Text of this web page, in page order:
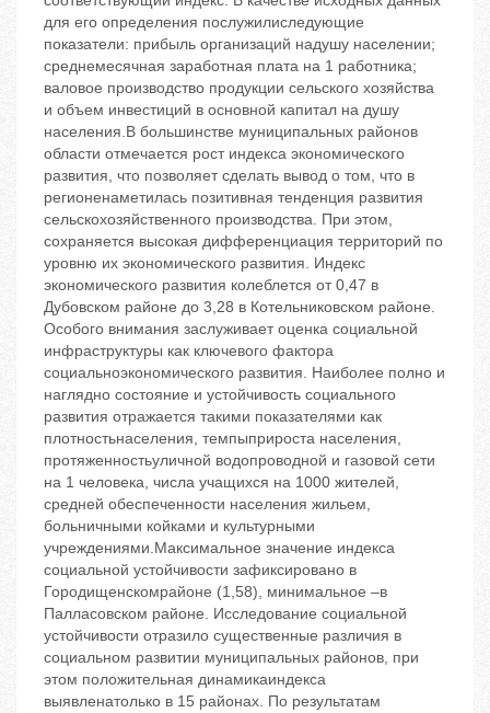
для его определения послужилиследующие
показатели: прибыль организаций надушу населении;
среднемесячная заработная плата на 1 работника;
валовое производство продукции сельского хозяйства
и объем инвестиций в основной капитал на душу
населения.В большинстве муниципальных районов
области отмечается рост индекса экономического
развития, что позволяет сделать вывод о том, что в
регионенаметилась позитивная тенденция развития
сельскохозяйственного производства. При этом,
сохраняется высокая дифференциация территорий по
уровню их экономического развития. Индекс
экономического развития колеблется от 0,47 в
Дубовском районе до 3,28 в Котельниковском районе.
Особого внимания заслуживает оценка социальной
инфраструктуры как ключевого фактора
социальноэкономического развития. Наиболее полно и
наглядно состояние и устойчивость социального
развития отражается такими показателями как
плотностьнаселения, темпыприроста населения,
протяженностьуличной водопроводной и газовой сети
на 1 человека, числа учащихся на 1000 жителей,
средней обеспеченности населения жильем,
больничными койками и культурными
учреждениями.Максимальное значение индекса
социальной устойчивости зафиксировано в
Городищенскомрайоне (1,58), минимальное –в
Палласовском районе. Исследование социальной
устойчивости отразило существенные различия в
социальном развитии муниципальных районов, при
этом положительная динамикаиндекса
выявленатолько в 15 районах. По результатам